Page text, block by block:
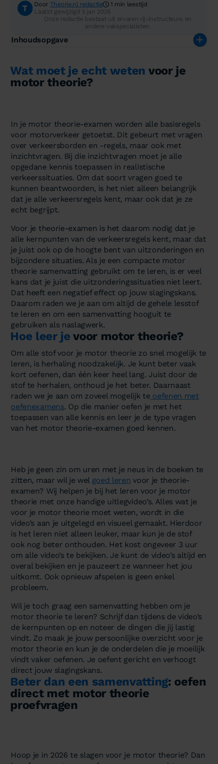
Door Theorie.nl redactie
1 min leestijd
Laatst gewijzigd 5 jan 2026
Onze redactie bestaat uit ervaren rij-instructeurs en
andere vakspecialisten.
Inhoudsopgave
Wat moet je echt weten voor je
motor theorie?
In je motor theorie-examen worden alle basisregels
voor motorverkeer getoetst. Dit gebeurt met vragen
over verkeersborden en -regels, maar ook met
inzichtvragen. Bij die inzichtvragen moet je alle
opgedane kennis toepassen in realistische
verkeerssituaties. Om dat soort vragen goed te
kunnen beantwoorden, is het niet alleen belangrijk
dat je alle verkeersregels kent, maar ook dat je ze
echt begrijpt.
Voor je theorie-examen is het daarom nodig dat je
alle kernpunten van de verkeersregels kent, maar dat
je juist ook op de hoogte bent van uitzonderingen en
bijzondere situaties. Als je een compacte motor
theorie samenvatting gebruikt om te leren, is er veel
kans dat je juist die uitzonderingssituaties niet leert.
Dat heeft een negatief effect op jouw slagingskans.
Daarom raden we je aan om altijd de gehele lesstof
te leren en om een samenvatting hooguit te
gebruiken als naslagwerk.
Hoe leer jevoor motor theorie?
Om alle stof voor je motor theorie zo snel mogelijk te
leren, is herhaling noodzakelijk. Je kunt beter vaak
kort oefenen, dan één keer heel lang. Juist door de
stof te herhalen, onthoud je het beter. Daarnaast
raden we je aan om zoveel mogelijk te oefenen met
oefenexamens. Op die manier oefen je met het
toepassen van alle kennis en leer je de type vragen
van het motor theorie-examen goed kennen.
Heb je geen zin om uren met je neus in de boeken te
zitten, maar wil je wel goed leren voor je theorie-
examen? Wij helpen je bij het leren voor je motor
theorie met onze handige uitlegvideo’s. Alles wat je
voor je motor theorie moet weten, wordt in die
video’s aan je uitgelegd en visueel gemaakt. Hierdoor
is het leren niet alleen leuker, maar kun je de stof
ook nog beter onthouden. Het kost ongeveer 3 uur
om alle video’s te bekijken. Je kunt de video’s altijd en
overal bekijken en je pauzeert ze wanneer het jou
uitkomt. Ook opnieuw afspelen is geen enkel
probleem.
Wil je toch graag een samenvatting hebben om je
motor theorie te leren? Schrijf dan tijdens de video’s
de kernpunten op en noteer de dingen die jij lastig
vindt. Zo maak je jouw persoonlijke overzicht voor je
motor theorie en kun je de onderdelen die je moeilijk
vindt vaker oefenen. Je oefent gericht en verhoogt
direct jouw slagingskans.
Beter dan een samenvatting: oefen
direct met motor theorie
proefvragen
Hoop je in 2026 te slagen voor je motor theorie? Dan